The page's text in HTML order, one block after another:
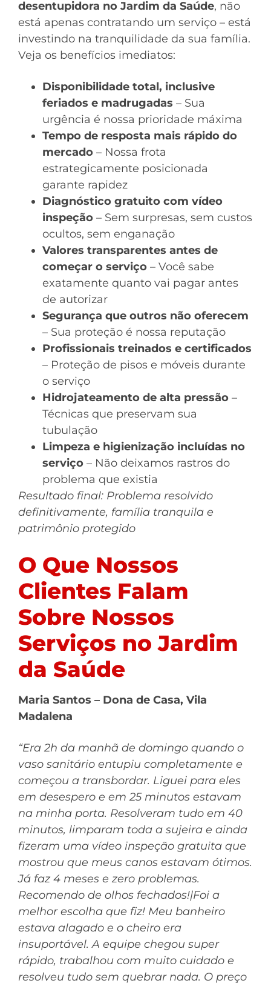
desentupidora no Jardim da Saúde, não
está apenas contratando um serviço – está
investindo na tranquilidade da sua família.
Veja os benefícios imediatos:
Disponibilidade total, inclusive
feriados e madrugadas – Sua
urgência é nossa prioridade máxima
Tempo de resposta mais rápido do
mercado – Nossa frota
estrategicamente posicionada
garante rapidez
Diagnóstico gratuito com vídeo
inspeção – Sem surpresas, sem custos
ocultos, sem enganação
Valores transparentes antes de
começar o serviço – Você sabe
exatamente quanto vai pagar antes
de autorizar
Segurança que outros não oferecem
– Sua proteção é nossa reputação
Profissionais treinados e certificados
– Proteção de pisos e móveis durante
o serviço
Hidrojateamento de alta pressão –
Técnicas que preservam sua
tubulação
Limpeza e higienização incluídas no
serviço – Não deixamos rastros do
problema que existia
Resultado final: Problema resolvido
definitivamente, família tranquila e
patrimônio protegido
O Que Nossos
Clientes Falam
Sobre Nossos
Serviços no Jardim
da Saúde
Maria Santos – Dona de Casa, Vila
Madalena
“Era 2h da manhã de domingo quando o
vaso sanitário entupiu completamente e
começou a transbordar. Liguei para eles
em desespero e em 25 minutos estavam
na minha porta. Resolveram tudo em 40
minutos, limparam toda a sujeira e ainda
fizeram uma vídeo inspeção gratuita que
mostrou que meus canos estavam ótimos.
Já faz 4 meses e zero problemas.
Recomendo de olhos fechados!|Foi a
melhor escolha que fiz! Meu banheiro
estava alagado e o cheiro era
insuportável. A equipe chegou super
rápido, trabalhou com muito cuidado e
resolveu tudo sem quebrar nada. O preço